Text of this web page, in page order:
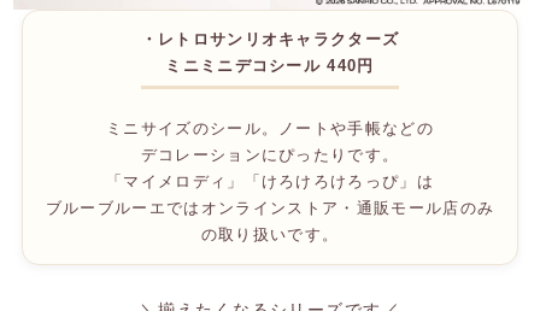
・レトロサンリオキャラクターズ
ミニミニデコシール 440円
ミニサイズのシール。ノートや手帳などの
デコレーションにぴったりです。
「マイメロディ」「けろけろけろっぴ」は
ブルーブルーエではオンラインストア・通販モール店のみ
の取り扱いです。